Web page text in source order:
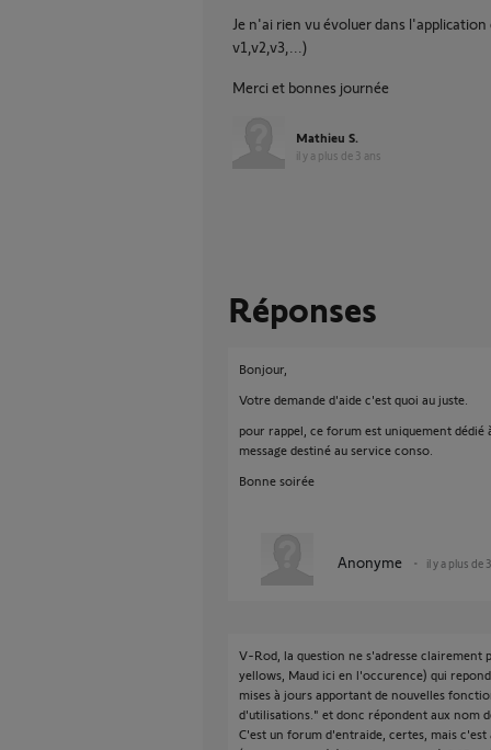
Je n'ai rien vu évoluer dans
v1,v2,v3,...)
Merci et bonnes journée
Mathieu S.
il y a plus de 3 ans
Réponses
Bonjour,
Votre demande d'aide c'est quoi au juste.
pour rappel, ce forum est uniquement
message destiné au service conso.
Bonne soirée
Anonyme il y a plus de
V-Rod, la question ne s'adresse clairement
yellows, Maud ici en l'occurence) qui
mises à jours apportant de nouvelles
d'utilisations." et donc répondent aux nom
C'est un forum d'entraide, certes, mais